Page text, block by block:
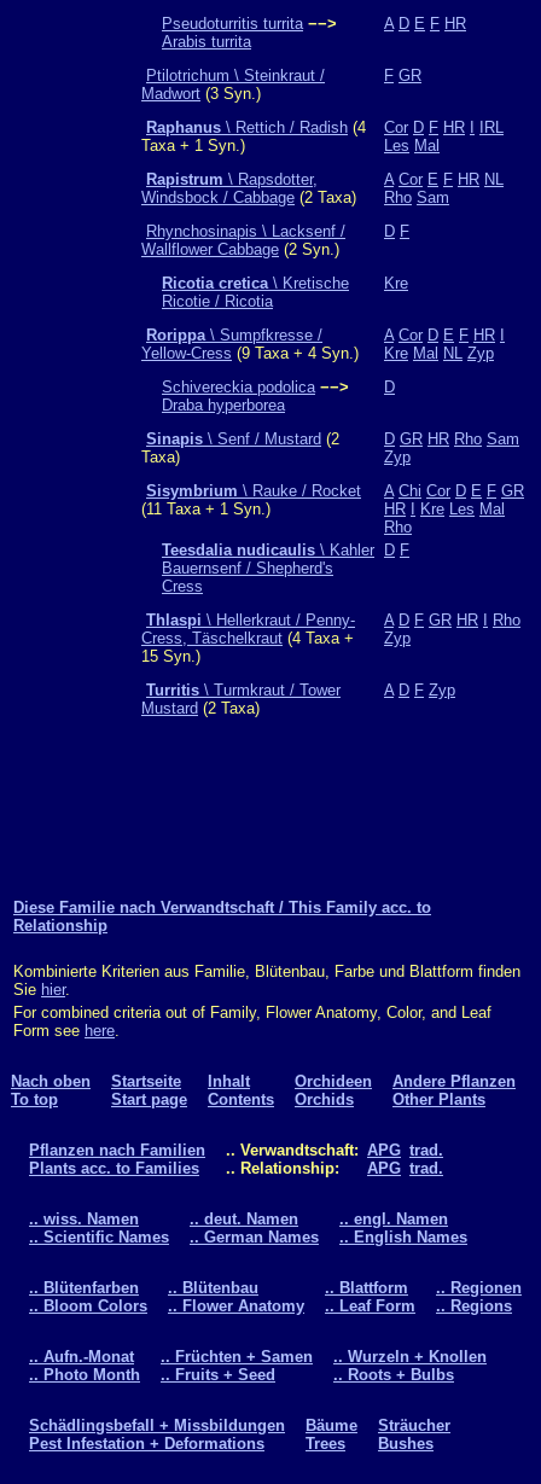
Pseudoturritis turrita −−>
Arabis turrita
A D E F HR
Ptilotrichum \ Steinkraut /
Madwort (3 Syn.)
F GR
Raphanus \ Rettich / Radish (4
Taxa + 1 Syn.)
Cor D F HR
IRL
Les Mal
Rapistrum \ Rapsdotter,
Windsbock / Cabbage (2 Taxa)
A Cor E F HR NL
Rho Sam
Rhynchosinapis \ Lacksenf /
Wallflower Cabbage (2 Syn.)
D F
Ricotia cretica\ Kretische
Ricotie / Ricotia
Kre
Rorippa\ Sumpfkresse /
Yellow-Cress (9 Taxa + 4 Syn.)
A Cor D E F HR
Kre Mal NL Zyp
Schivereckia podolica −−>
Draba hyperborea
D
Sinapis \ Senf / Mustard (2
Taxa)
D GR HR Rho Sam
Zyp
Sisymbrium \ Rauke / Rocket
(11 Taxa + 1 Syn.)
A Chi Cor D E F GR
HR
Kre Les Mal
Rho
Teesdalia nudicaulis \ Kahler
Bauernsenf / Shepherd's
Cress
D F
Thlaspi \ Hellerkraut / Penny-
Cress, Täschelkraut (4 Taxa +
15 Syn.)
A D F GR HR
Rho
Zyp
Turritis \ Turmkraut / Tower
Mustard (2 Taxa)
A D F Zyp
Diese Familie nach Verwandtschaft / This Family acc. to
Relationship
Kombinierte Kriterien aus Familie, Blütenbau, Farbe und Blattform finden
Sie hier.
For combined criteria out of Family, Flower Anatomy, Color, and Leaf
Form see here.
Nach oben
To top
Startseite
Start page
Inhalt
Contents
Orchideen
Orchids
Andere Pflanzen
Other Plants
Pflanzen nach Familien
Plants acc. to Families
.. Verwandtschaft:
.. Relationship:
APG
APG
trad.
trad.
.. wiss. Namen
.. Scientific Names
.. deut. Namen
.. German Names
.. engl. Namen
.. English Names
.. Blütenfarben
.. Bloom Colors
.. Blütenbau
.. Flower Anatomy
.. Blattform
.. Leaf Form
.. Regionen
.. Regions
.. Aufn.-Monat
.. Photo Month
.. Früchten + Samen
.. Fruits + Seed
.. Wurzeln + Knollen
.. Roots + Bulbs
Schädlingsbefall + Missbildungen
Pest Infestation + Deformations
Bäume
Trees
Sträucher
Bushes